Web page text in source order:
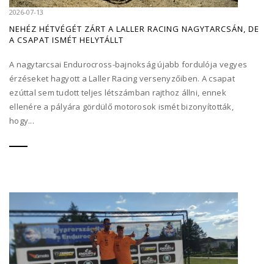
2026-07-13
NEHÉZ HÉTVÉGÉT ZÁRT A LALLER RACING NAGYTARCSÁN, DE
A CSAPAT ISMÉT HELYTÁLLT
A nagytarcsai Endurocross-bajnokság újabb fordulója vegyes
érzéseket hagyott a Laller Racing versenyzőiben. A csapat
ezúttal sem tudott teljes létszámban rajthoz állni, ennek
ellenére a pályára gördülő motorosok ismét bizonyították,
hogy...